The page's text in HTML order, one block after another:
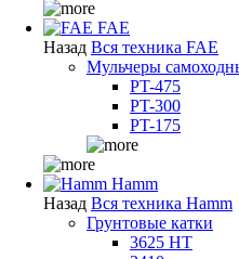
FAE
Назад Вся техника FAE
Мульчеры
PT-475
PT-300
PT-175
Hamm
Назад Вся техника Hamm
Грунтовые катки
3625 HT